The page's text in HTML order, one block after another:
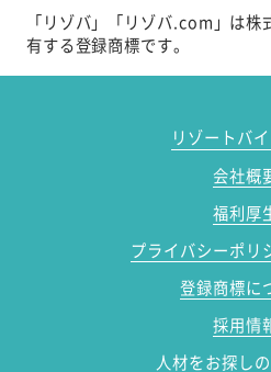
「リゾバ」「リゾバ.com」は
有する登録商標です。
リゾートバ
会社概
福利厚
プライバシーポリ
登録商標に
採用情
人材をお探し